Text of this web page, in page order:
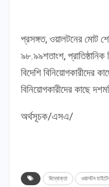
প্রসঙ্গত, ওয়ালটনের মোট
৯৮.৯৯শতাংশ,
বিদেশি বিনিয়োগকারীদের
বিনিয়োগকারীদের কাছে
অর্থসূচক/এসএ/
উদ্যোক্তা ওয়ালটন